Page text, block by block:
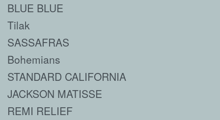
BLUE BLUE
Tilak
SASSAFRAS
Bohemians
STANDARD CALIFORNIA
JACKSON MATISSE
REMI RELIEF